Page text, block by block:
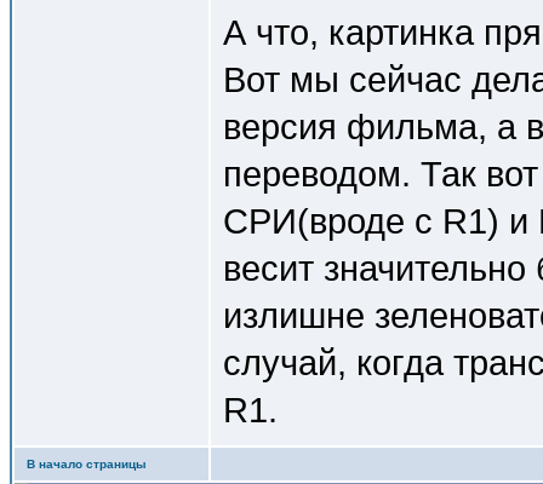
А что, картинка
Вот мы сейчас
версия фильма, а
переводом. Так
СРИ(вроде с R1) и
весит
излишне
случай, когда
R1.
В начало страницы